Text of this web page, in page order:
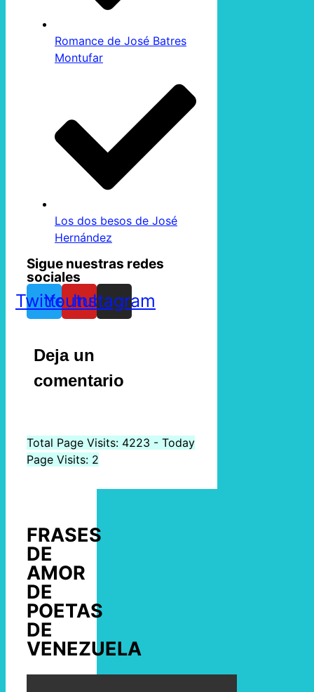
Romance de José Batres
Montufar
Los dos besos de José
Hernández
Sigue nuestras redes
sociales
TwitterYoutube
Instagram
Deja un
comentario
Total Page Visits: 4223 - Today
Page Visits: 2
FRASES
DE
AMOR
DE
POETAS
DE
VENEZUELA